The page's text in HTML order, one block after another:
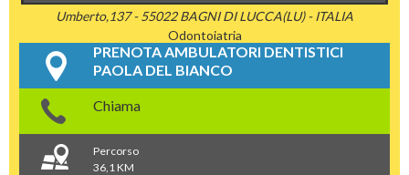
Umberto,137 - 55022 BAGNI DI LUCCA(LU) - ITALIA
Odontoiatria
PRENOTA AMBULATORI DENTISTICI
PAOLA DEL BIANCO
Chiama
Percorso
36,1 KM